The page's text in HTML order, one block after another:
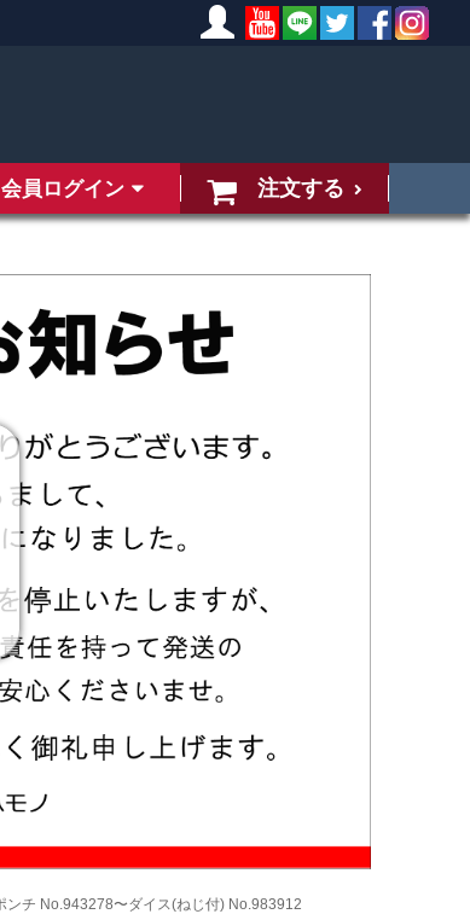
会員ログイン 注文する
ンチ No.943278〜ダイス(ねじ付) No.983912